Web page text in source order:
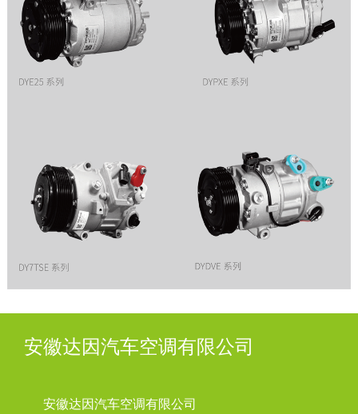
安徽达因汽车空调有限公司
安徽达因汽车空调有限公司